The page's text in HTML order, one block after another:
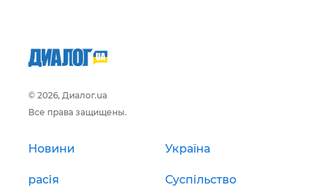
© 2026, Диалог.ua
Все права защищены.
Новини Україна
расія Суспільство